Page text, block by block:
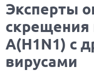
Эксперты
скрещения
А(H1N1) с
вирусами